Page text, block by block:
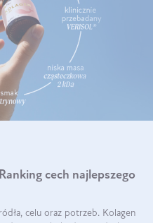
cech najlepszego
celu oraz potrzeb. Kolagen